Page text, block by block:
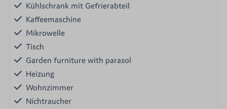
Kühlschrank mit Gefrierabteil
Kaffeemaschine
Mikrowelle
Tisch
Garden furniture with parasol
Heizung
Wohnzimmer
Nichtraucher